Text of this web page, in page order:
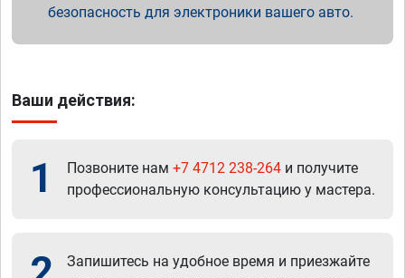
безопасность для электроники вашего авто.
Ваши действия:
1 Позвоните нам +7 4712 238-264 и получите
профессиональную консультацию у мастера.
Запишитесь на удобное время и приезжайте